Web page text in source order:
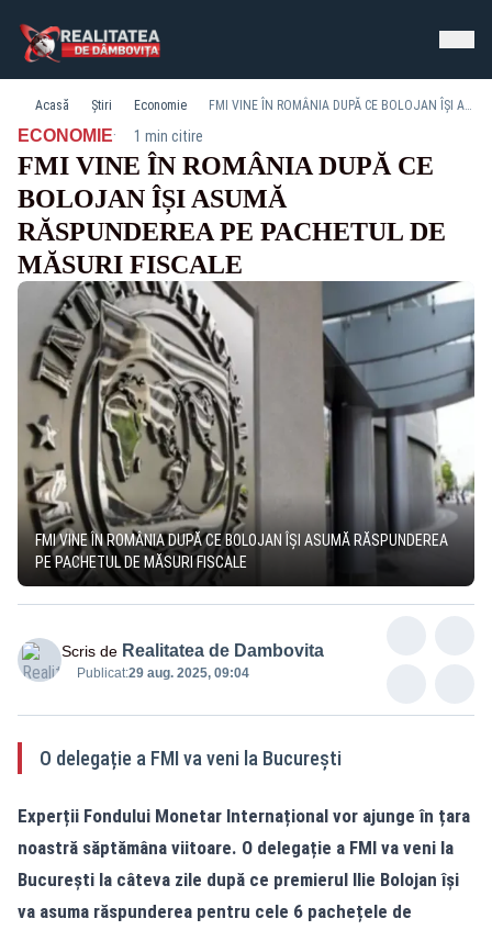
Acasă Știri Economie FMI VINE ÎN ROMÂNIA DUPĂ CE BOLOJAN ÎȘI ASUMĂ RĂSPUNDEREA PE PACHETUL DE MĂSURI FISCALE
ECONOMIE· 1 min citire
FMI VINE ÎN ROMÂNIA DUPĂ CE
BOLOJAN ÎȘI ASUMĂ
RĂSPUNDEREA PE PACHETUL DE
MĂSURI FISCALE
FMI VINE ÎN ROMÂNIA DUPĂ CE BOLOJAN ÎȘI ASUMĂ RĂSPUNDEREA
PE PACHETUL DE MĂSURI FISCALE
Scris de Realitatea de Dambovita
Publicat:29 aug. 2025, 09:04
O delegație a FMI va veni la București
Experții Fondului Monetar Internațional vor ajunge în țara
noastră săptămâna viitoare. O delegație a FMI va veni la
București la câteva zile după ce premierul Ilie Bolojan își
va asuma răspunderea pentru cele 6 pachețele de